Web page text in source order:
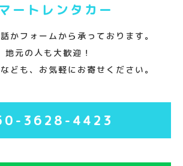
ートレンタカー
かフォームから承っております。
地元の人も大歓迎！
ども、お気軽にお寄せください。
3628-4423